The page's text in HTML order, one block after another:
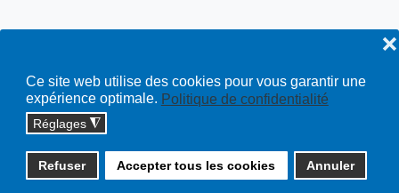
Ce site web utilise des cookies pour vous garantir une
expérience optimale. Politique de confidentialité
Réglages ◮
Refuser Accepter tous les cookies Annuler
❌
Copyright © 2026 cossonay.ch - tous droits réservés | site :
solutions informatiques